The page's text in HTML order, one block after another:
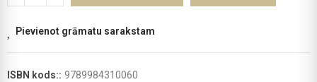
Pievienot grāmatu sarakstam
ISBN kods:: 9789984310060